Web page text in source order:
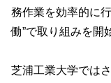
務作業を効率的に
働”で取り組みを開
芝浦工業大学では